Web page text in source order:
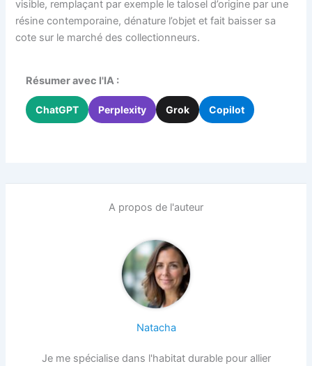
visible, remplaçant par exemple le talosel d’origine par une
résine contemporaine, dénature l’objet et fait baisser sa
cote sur le marché des collectionneurs.
Résumer avec l'IA :
ChatGPT Perplexity Grok Copilot
A propos de l'auteur
Natacha
Je me spécialise dans l'habitat durable pour allier